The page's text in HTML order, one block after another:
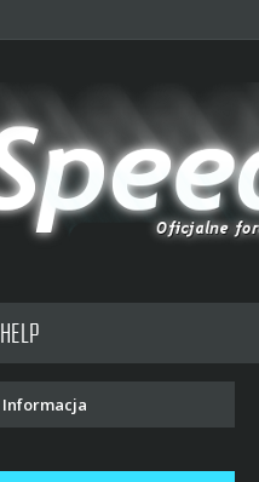
HELP
Informacja